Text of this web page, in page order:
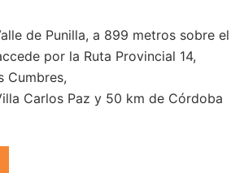
de Punilla, a 899 metros sobre el
por la Ruta Provincial 14,
Cumbres,
Carlos Paz y 50 km de Córdoba